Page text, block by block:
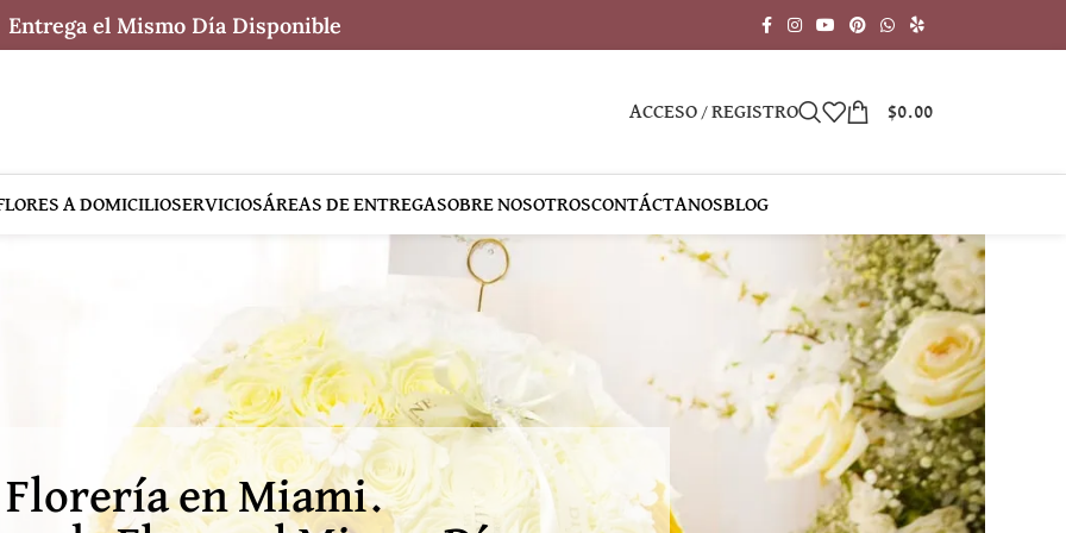
Entrega el Mismo Día Disponible
ACCESO / REGISTRO $0.00
A DOMICILIOSERVICIOSÁREAS DE ENTREGASOBRE NOSOTROSCONTÁCTANOSBLOG
Florería en Miami.